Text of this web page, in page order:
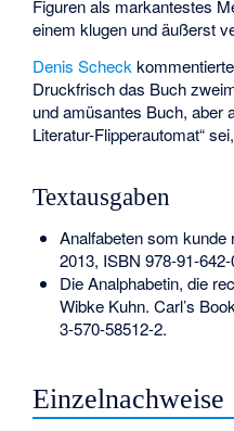
Figuren als markantestes
einem klugen und äußerst
Denis Scheck
Druckfrisch das Buch
und amüsantes Buch, aber
Literatur-Flipperautomat“
Textausgaben
Analfabeten som kunde
2013, ISBN 978-91-
Die Analphabetin, die
Wibke Kuhn. Carl’s
3-570-58512-2.
Einzelnachweise